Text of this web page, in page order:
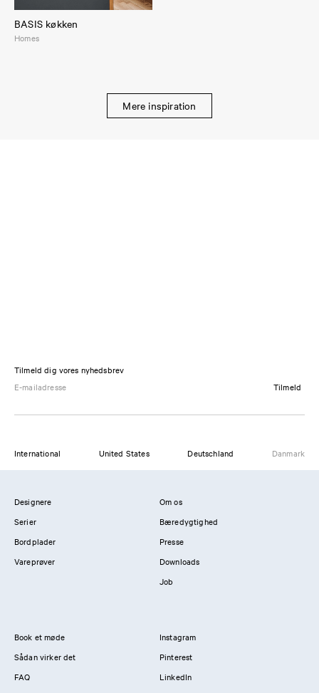
BASIS køkken
Homes
Mere inspiration
Tilmeld dig vores nyhedsbrev
Tilmeld
International United States Deutschland Danmark
Designere
Serier
Bordplader
Vareprøver
Om os
Bæredygtighed
Presse
Downloads
Job
Book et møde
Sådan virker det
FAQ
Instagram
Pinterest
LinkedIn